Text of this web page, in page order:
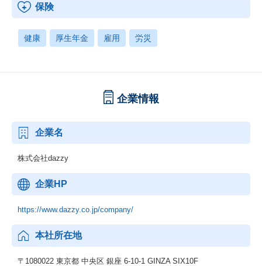
保険
健康 厚生年金 雇用 労災
企業情報
企業名
株式会社dazzy
企業HP
https://www.dazzy.co.jp/company/
本社所在地
〒1080022 東京都 中央区 銀座 6-10-1 GINZA SIX10F